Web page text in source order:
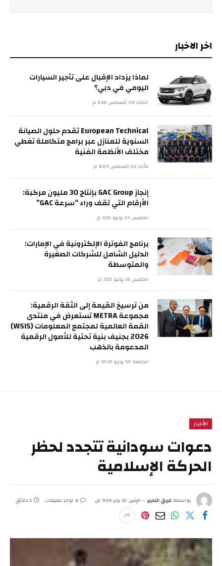
اخر الاخبار
لماذا يزداد الإقبال على تأجير السيارات
اليومي في دبي؟
الثلاثاء 04 أغسطس 6:18 م
European Technical تقدم حلول الصيانة
السنوية للمنازل عبر برامج متكاملة تغطي
مختلف الأنظمة الفنية
الأحد 02 أغسطس 4:09 م
إنجاز GAC Group بإنتاج 30 مليون مركبة:
الأرقام التي تقف وراء “سرعة GAC”
الخميس 23 يوليو 3:10 م
برنامج الفوترة الإلكترونية في الإمارات:
الدليل الشامل للشركات الصغيرة
والمتوسطة
الخميس 16 يوليو 3:10 م
من ترسيخ القيمة إلى الثقة الرقمية:
مجموعة METRA تستعرض في منتدى
القمة العالمية لمجتمع المعلومات (WSIS)
2026 بجنيف بنية تحتية للأصول الرقمية
المدعومة بالذهب
الجمعة 10 يوليو 10:19 م
الأخبار
دعوات سودانية تتجدد لحظر
الحركة الإسلامية
بواسطة فريق التحرير الإثنين 12 يناير 9:06 ص لا توجد تعليقات 1 دقائق